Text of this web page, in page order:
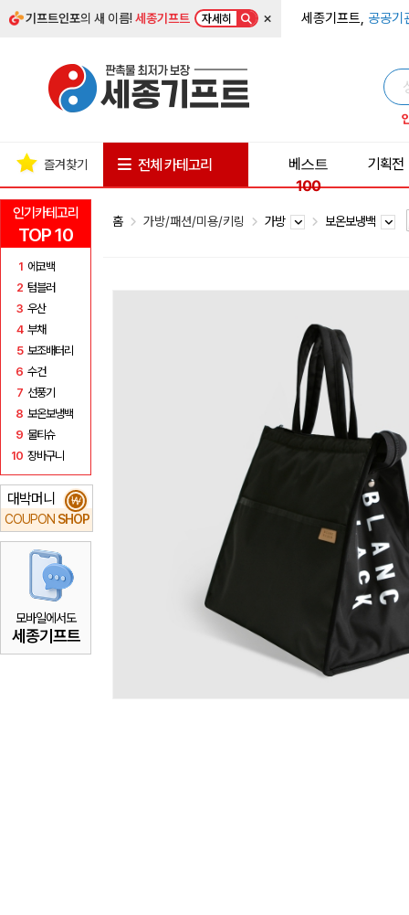
기프트인포의 새 이름!세종기프트 자세히 × 세종기프트, 공공기
인기카테고리
TOP 10
1 에코백
2 텀블러
3 우산
4 부채
5 보조배터리
6 수건
7 선풍기
8 보온보냉백
9 물티슈
10 장바구니
대박머니
COUPON SHOP
₩
모바일에서도
세종기프트
즐겨찾기 전체 카테고리
베스트
100
기획전
홈 가방/패션/미용/키링 가방 보온보냉백